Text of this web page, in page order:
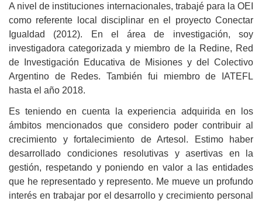
A nivel de instituciones internacionales, trabajé para la OEI
como referente local disciplinar en el proyecto Conectar
Igualdad (2012). En el área de investigación, soy
investigadora categorizada y miembro de la Redine, Red
de Investigación Educativa de Misiones y del Colectivo
Argentino de Redes. También fui miembro de IATEFL
hasta el año 2018.
Es teniendo en cuenta la experiencia adquirida en los
ámbitos mencionados que considero poder contribuir al
crecimiento y fortalecimiento de Artesol. Estimo haber
desarrollado condiciones resolutivas y asertivas en la
gestión, respetando y poniendo en valor a las entidades
que he representado y represento. Me mueve un profundo
interés en trabajar por el desarrollo y crecimiento personal